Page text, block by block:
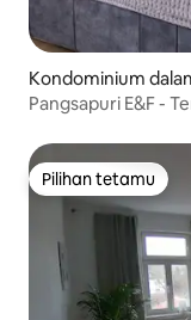
Kondominium
Pangsapuri E&F -
Pilihan tetamu
Pilihan tetamu